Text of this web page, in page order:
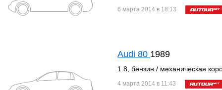
6 марта 2014 в 18:13
Audi 80 1989
1.8, бензин / механическая
4 марта 2014 в 11:43